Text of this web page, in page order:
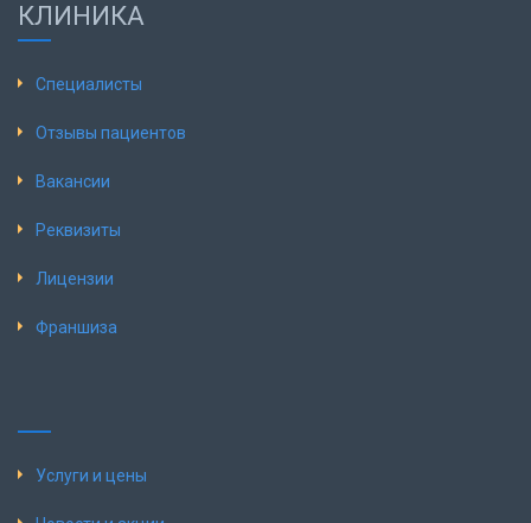
КЛИНИКА
Специалисты
Отзывы пациентов
Вакансии
Реквизиты
Лицензии
Франшиза
Услуги и цены